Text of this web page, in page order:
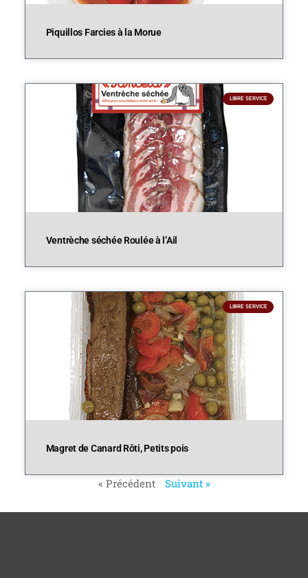
Piquillos Farcies à la Morue
LIBRE SERVICE
Ventrèche séchée Roulée à l’Ail
LIBRE SERVICE
Magret de Canard Rôti, Petits pois
« Précédent Suivant »